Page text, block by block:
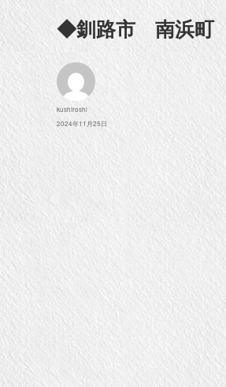
◆釧路市 南浜町
投
者
kushiroshi
投
2024年11月25日